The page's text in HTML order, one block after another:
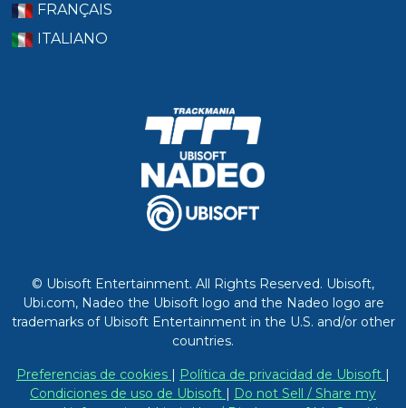
FRANÇAIS
ITALIANO
© Ubisoft Entertainment. All Rights Reserved. Ubisoft,
Ubi.com, Nadeo the Ubisoft logo and the Nadeo logo are
trademarks of Ubisoft Entertainment in the U.S. and/or other
countries.
Preferencias de cookies Política de privacidad de Ubisoft
Condiciones de uso de Ubisoft
Do not Sell / Share my